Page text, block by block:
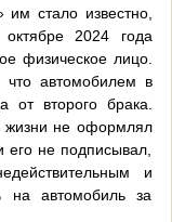
им стало известно,
2024 года
физическое лицо.
что автомобилем в
от второго брака.
жизни не оформлял
его не подписывал,
и
на автомобиль за